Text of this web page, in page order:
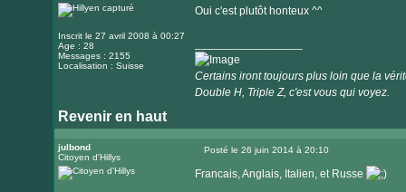
internet
Inscrit le 27 avril 2008 à 00:27
Age : 28
Messages : 2155
Localisation : Suisse
Oui c'est plutôt honteux ^^
Certains iront toujours plus loin que la
Double H, Triple Z, c'est vous qui voyez.
Revenir en haut
Visiter
le
internet
julbond
Citoyen d'Hillys
Posté le 26 juin 2014 à 20:10
Francais, Anglais, Italien, et Russe